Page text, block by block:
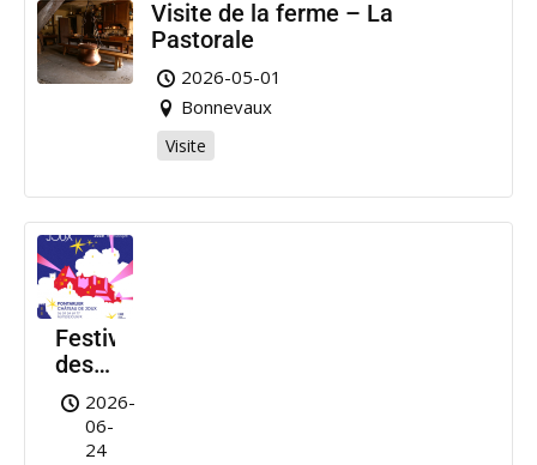
Visite de la ferme – La
Pastorale
2026-05-01
Bonnevaux
Visite
Festival
des
Nuits
de
Joux
2026-
06-
24